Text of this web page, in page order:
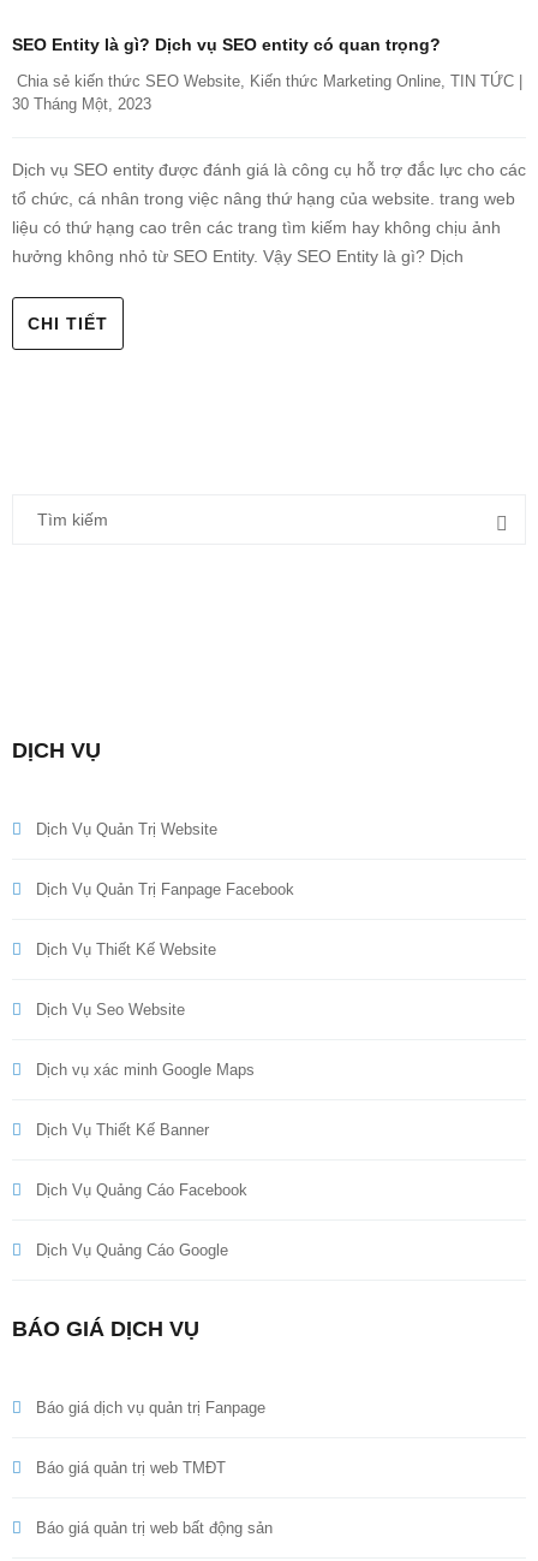
SEO Entity là gì? Dịch vụ SEO entity có quan trọng?
Chia sẻ kiến thức SEO Website, Kiến thức Marketing Online, TIN TỨC
30 Tháng Một, 2023
Dịch vụ SEO entity được đánh giá là công cụ hỗ trợ đắc lực cho các
tổ chức, cá nhân trong việc nâng thứ hạng của website. trang web
liệu có thứ hạng cao trên các trang tìm kiếm hay không chịu ảnh
hưởng không nhỏ từ SEO Entity. Vậy SEO Entity là gì? Dịch
CHI TIẾT
DỊCH VỤ
Dịch Vụ Quản Trị Website
Dịch Vụ Quản Trị Fanpage Facebook
Dịch Vụ Thiết Kế Website
Dịch Vụ Seo Website
Dịch vụ xác minh Google Maps
Dịch Vụ Thiết Kế Banner
Dịch Vụ Quảng Cáo Facebook
Dịch Vụ Quảng Cáo Google
BÁO GIÁ DỊCH VỤ
Báo giá dịch vụ quản trị Fanpage
Báo giá quản trị web TMĐT
Báo giá quản trị web bất động sản